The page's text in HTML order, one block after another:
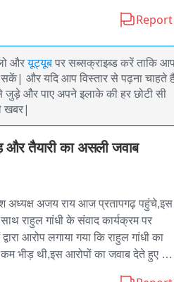
Report
औरयूट्यूब पर सब्सक्राइब्ड करें ताकि
और यदि आप विस्तार से पढ़ना चाहते
जुड़े और पाए अपने इलाके की हर छोटी सी
खबर|
और तैयारी का असली जवाब
अध्यक्ष अजय राय आज प्रतापगढ़ पहुंचे,इस
राहुल गांधी के संवाद कार्यक्रम पर
आरोप लगाया गया कि राहुल गांधी का
भीड़ थी,इस आरोपों का जवाब देते हुए